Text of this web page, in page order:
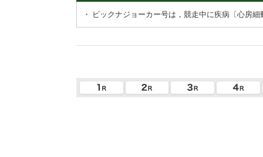
・ ビックナジョーカー号は，競走中に疾病〔心房